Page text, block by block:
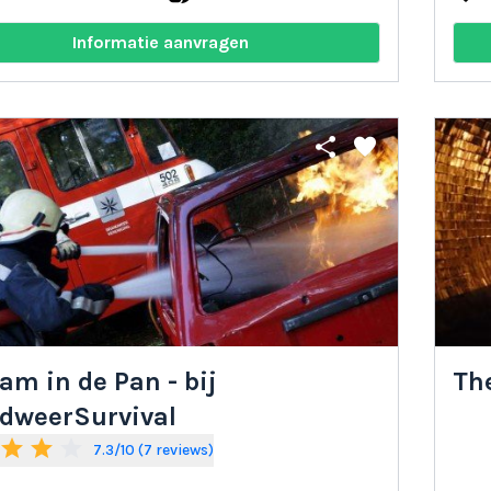
Informatie aanvragen
share favorite
in de Pan - bij
star star 7.3/10 (7 reviews)